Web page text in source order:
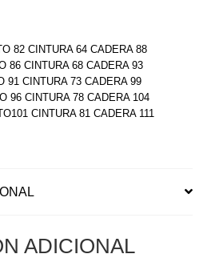
82 CINTURA 64 CADERA 88
86 CINTURA 68 CADERA 93
91 CINTURA 73 CADERA 99
96 CINTURA 78 CADERA 104
CINTURA 81 CADERA 111
ADICIONAL